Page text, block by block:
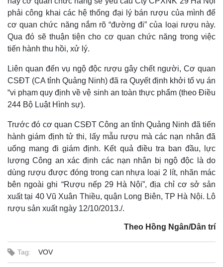
phải công khai các hệ thống đại lý bán rượu của mình để
cơ quan chức năng nắm rõ “đường đi” của loại rượu này.
Qua đó sẽ thuận tiện cho cơ quan chức năng trong việc
tiến hành thu hồi, xử lý.
Liên quan đến vụ ngộ độc rượu gây chết người, Cơ quan
CSĐT (CA tỉnh Quảng Ninh) đã ra Quyết định khởi tố vụ án
“vi phạm quy định về vệ sinh an toàn thực phẩm (theo Điều
244 Bộ Luật Hình sự).
Trước đó cơ quan CSĐT Công an tỉnh Quảng Ninh đã tiến
hành giám định tử thi, lấy mẫu rượu mà các nạn nhân đã
uống mang đi giám định. Kết quả điều tra ban đầu, lực
lượng Công an xác định các nạn nhân bị ngộ độc là do
dùng rượu được đóng trong can nhựa loại 2 lít, nhãn mác
bên ngoài ghi “Rượu nếp 29 Hà Nội”, địa chỉ cơ sở sản
xuất tại 40 Vũ Xuân Thiều, quận Long Biên, TP Hà Nội. Lô
rượu sản xuất ngày 12/10/2013./.
Theo Hồng Ngân/Dân trí
Tag: VOV